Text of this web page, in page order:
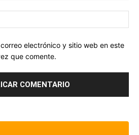
electrónico y sitio web en este
que comente.